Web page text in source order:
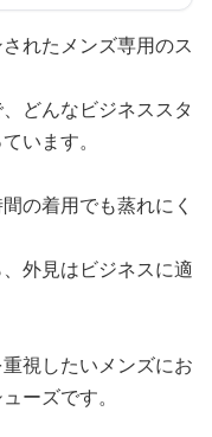
れたメンズ専用のス
どんなビジネススタ
います。
の着用でも蒸れにく
外見はビジネスに適
視したいメンズにお
ーズです。